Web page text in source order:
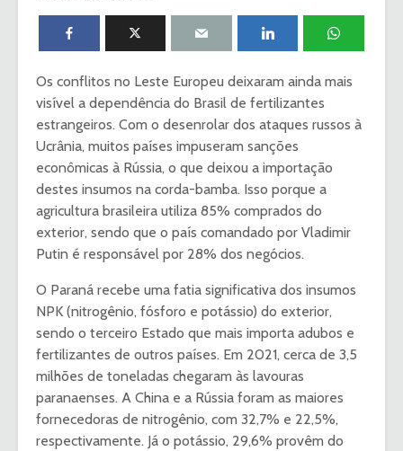
Os conflitos no Leste Europeu deixaram ainda mais
visível a dependência do Brasil de fertilizantes
estrangeiros. Com o desenrolar dos ataques russos à
Ucrânia, muitos países impuseram sanções
econômicas à Rússia, o que deixou a importação
destes insumos na corda-bamba. Isso porque a
agricultura brasileira utiliza 85% comprados do
exterior, sendo que o país comandado por Vladimir
Putin é responsável por 28% dos negócios.
O Paraná recebe uma fatia significativa dos insumos
NPK (nitrogênio, fósforo e potássio) do exterior,
sendo o terceiro Estado que mais importa adubos e
fertilizantes de outros países. Em 2021, cerca de 3,5
milhões de toneladas chegaram às lavouras
paranaenses. A China e a Rússia foram as maiores
fornecedoras de nitrogênio, com 32,7% e 22,5%,
respectivamente. Já o potássio, 29,6% provêm do